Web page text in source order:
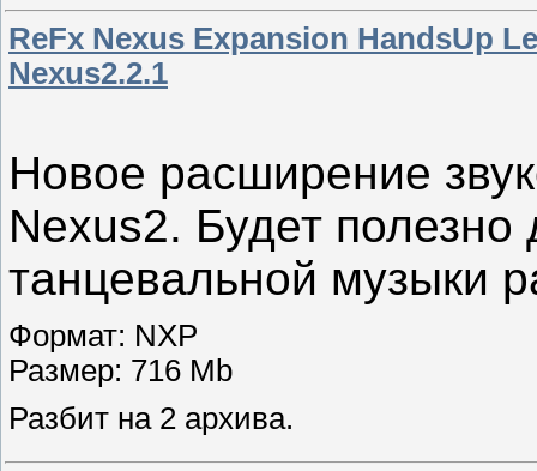
ReFx Nexus Expansion HandsUp
Nexus2.2.1
Новое расширение
Nexus2. Будет полезно
танцевальной музыки
Формат: NXP
Размер: 716 Mb
Разбит на 2 архива.